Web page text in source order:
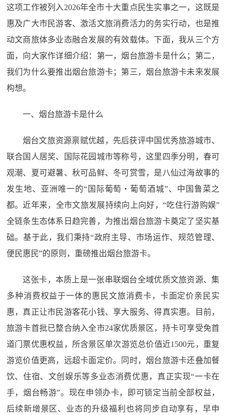
这项工作被列入2026年全市十大重点民生实事之一，这既是
惠及广大市民游客、激活文旅消费活力的务实行动，也是推
动文商旅体多业态融合发展的有效载体。下面，我从三个方
面，向大家作详细介绍：第一，烟台旅游卡是什么；第二，
我们为什么要推出烟台旅游卡；第三，烟台旅游卡未来发展
构想。
一、烟台旅游卡是什么
烟台文旅资源禀赋优越，先后获评中国优秀旅游城市、
联合国人居奖、国际花园城市等称号，这里四季分明，春可
观潮、夏可避暑、秋可品鲜、冬可赏雪，是八仙过海故事的
发生地、亚洲唯一的“国际葡萄・葡萄酒城”、中国鲁菜之
都。近年来，全市文旅发展持续向上向好，“吃住行游购娱”
全链条生态体系日趋完善，为推出烟台旅游卡奠定了坚实基
础。基于此，我们秉持“政府主导、市场运作、规范管理、
便民惠民”的原则，重磅推出烟台旅游卡。
这张卡，本质上是一张串联烟台全域优质文旅资源、集
多种消费权益于一体的惠民文旅消费卡，卡面定价亲民实
惠，真正让市民游客花小钱、享大服务、得真实惠。目前，
旅游卡首批已整合纳入全市24家优质景区，持卡可享受免首
道门票优惠权益，所含景区单次游览总价值近1500元，重复
游览价值更高，远超卡面定价。同时，烟台旅游卡还叠加餐
饮、住宿、文创娱乐等多业态消费优惠，真正实现“一卡在
手，烟台畅游”。现在申领办卡，即可锁定当前全部权益，
后续新增景区、业态的升级福利也将同步自动享有，早申